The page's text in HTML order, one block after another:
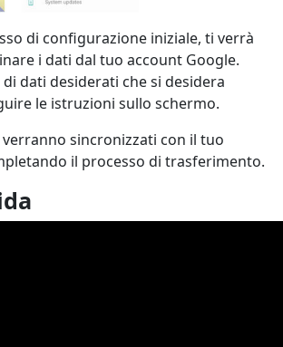
di configurazione iniziale, ti verrà
i dati dal tuo account Google.
dati desiderati che si desidera
le istruzioni sullo schermo.
sincronizzati con il tuo
il processo di trasferimento.